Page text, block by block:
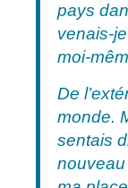
pays
venais-
moi-
De
monde.
sentais
nouveau